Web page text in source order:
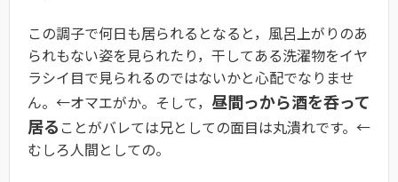
この調子で何日も居られるとなると，風呂上がりのあ
られもない姿を見られたり，干してある洗濯物をイヤ
ラシイ目で見られるのではないかと心配でなりませ
ん。←オマエがか。そして， 昼間っから酒を呑って
居る ことがバレては兄としての面目は丸潰れです。←
むしろ人間としての。